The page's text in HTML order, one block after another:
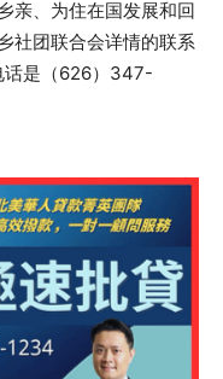
亲、为住在国发展和回
社团联合会详情的联系
话是（626）347-